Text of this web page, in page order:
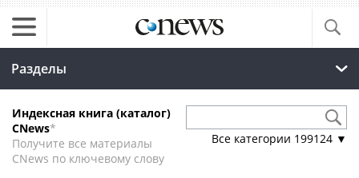
Разделы
Индексная книга (каталог)
CNews*
Получите все материалы
CNews по ключевому слову
Все категории 199124 ▼